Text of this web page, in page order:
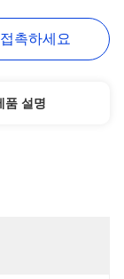
촉하세요
품 설명